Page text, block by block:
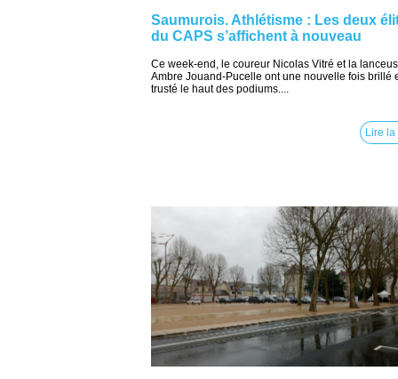
Saumurois. Athlétisme : Les deux
du CAPS s’affichent à nouveau
Ce week-end, le coureur Nicolas Vitré et la
Ambre Jouand-Pucelle ont une nouvelle fois brillé
trusté le haut des podiums....
Lire la